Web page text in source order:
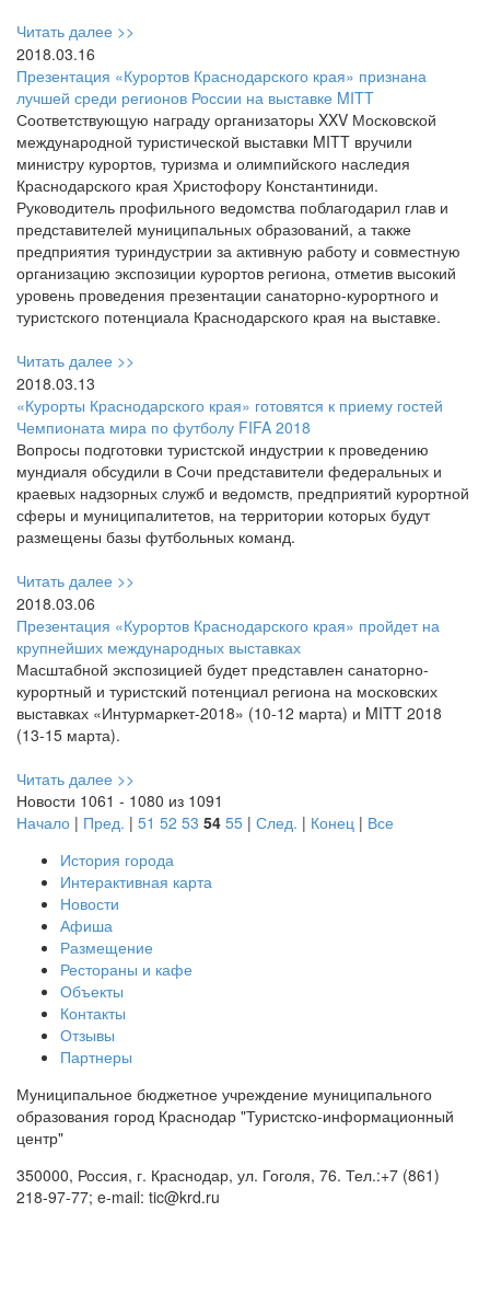
Читать далее >>
2018.03.16
Презентация «Курортов Краснодарского края» признана
лучшей среди регионов России на выставке MITT
Соответствующую награду организаторы XXV Московской
международной туристической выставки MITT вручили
министру курортов, туризма и олимпийского наследия
Краснодарского края Христофору Константиниди.
Руководитель профильного ведомства поблагодарил глав и
представителей муниципальных образований, а также
предприятия туриндустрии за активную работу и совместную
организацию экспозиции курортов региона, отметив высокий
уровень проведения презентации санаторно-курортного и
туристского потенциала Краснодарского края на выставке.
Читать далее >>
2018.03.13
«Курорты Краснодарского края» готовятся к приему гостей
Чемпионата мира по футболу FIFA 2018
Вопросы подготовки туристской индустрии к проведению
мундиаля обсудили в Сочи представители федеральных и
краевых надзорных служб и ведомств, предприятий курортной
сферы и муниципалитетов, на территории которых будут
размещены базы футбольных команд.
Читать далее >>
2018.03.06
Презентация «Курортов Краснодарского края» пройдет на
крупнейших международных выставках
Масштабной экспозицией будет представлен санаторно-
курортный и туристский потенциал региона на московских
выставках «Интурмаркет-2018» (10-12 марта) и MITT 2018
(13-15 марта).
Читать далее >>
Новости 1061 - 1080 из 1091
Начало | Пред. | 51 52 53 54 55 | След. | Конец | Все
История города
Интерактивная карта
Новости
Афиша
Размещение
Рестораны и кафе
Объекты
Контакты
Отзывы
Партнеры
Муниципальное бюджетное учреждение муниципального
образования город Краснодар "Туристско-информационный
центр"
350000, Россия, г. Краснодар, ул. Гоголя, 76. Тел.:+7 (861)
218-97-77; e-mail: tic@krd.ru